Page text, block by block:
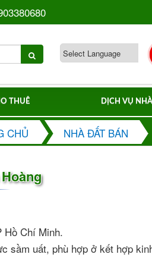
THUÊ DỊCH VỤ
CHỦ NHÀ ĐẤT BÁN
Hồ Chí Minh.
sầm uất, phù hợp ở kết hợp